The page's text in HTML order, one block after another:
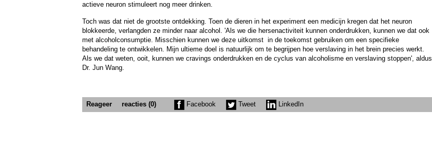
actieve neuron stimuleert nog meer drinken.
Toch was dat niet de grootste ontdekking. Toen de dieren in het experiment een medicijn kregen dat het neuron
blokkeerde, verlangden ze minder naar alcohol. 'Als we die hersenactiviteit kunnen onderdrukken, kunnen we dat ook
met alcoholconsumptie. Misschien kunnen we deze uitkomst in de toekomst gebruiken om een specifieke
behandeling te ontwikkelen. Mijn ultieme doel is natuurlijk om te begrijpen hoe verslaving in het brein precies werkt.
Als we dat weten, ooit, kunnen we cravings onderdrukken en de cyclus van alcoholisme en verslaving stoppen', aldus
Dr. Jun Wang.
Reageer reacties (0) Facebook Tweet LinkedIn